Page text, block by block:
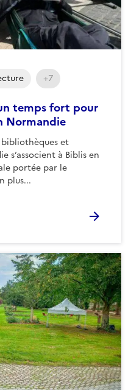
temps fort pour
Normandie
bibliothèques et
s’associent à Biblis en
portée par le
plus...
+7